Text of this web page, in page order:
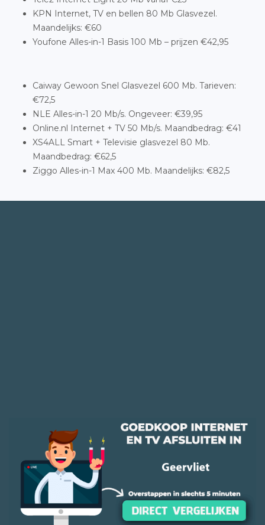
KPN Internet, TV en bellen 80 Mb Glasvezel.
Maandelijks: €60
Youfone Alles-in-1 Basis 100 Mb – prijzen €42,95
Caiway Gewoon Snel Glasvezel 600 Mb. Tarieven:
€72,5
NLE Alles-in-1 20 Mb/s. Ongeveer: €39,95
Online.nl Internet + TV 50 Mb/s. Maandbedrag: €41
XS4ALL Smart + Televisie glasvezel 80 Mb.
Maandbedrag: €62,5
Ziggo Alles-in-1 Max 400 Mb. Maandelijks: €82,5